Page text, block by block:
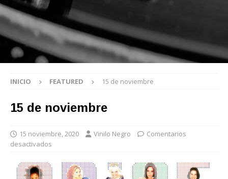
INICIO FEATURED 15 de noviembre
15 de noviembre
15 noviembre, 2020 Vinilo Negro
Comentarios
desactivados